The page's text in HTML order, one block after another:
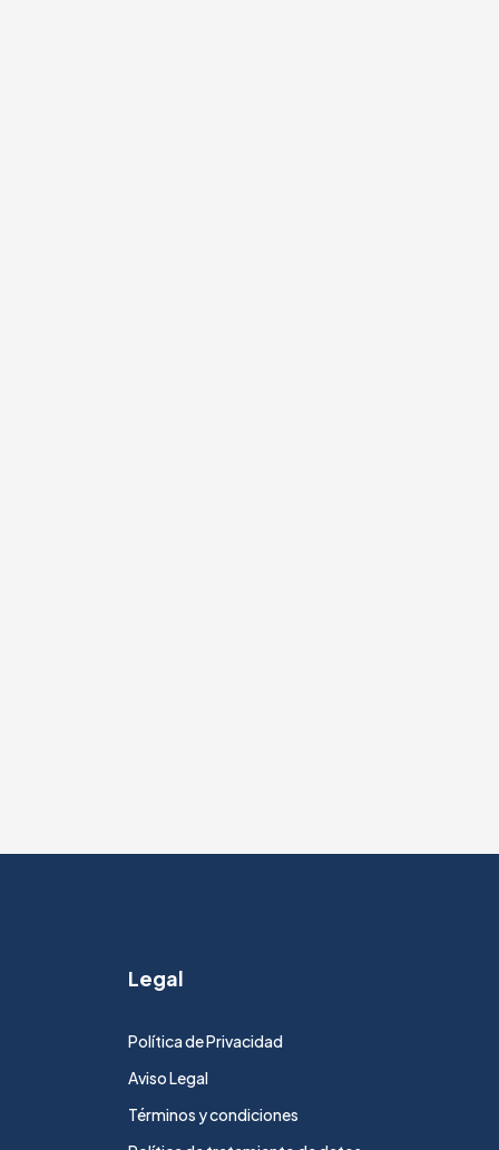
Legal
Política de Privacidad
Aviso Legal
Términos y condiciones